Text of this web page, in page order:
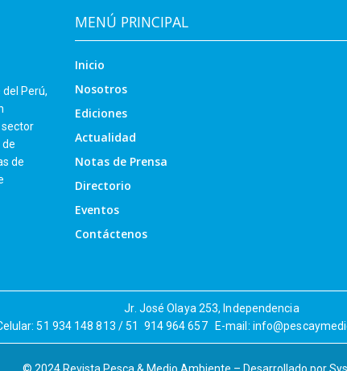
Perú,
sector
de
MENÚ PRINCIPAL
Inicio
Nosotros
Ediciones
Actualidad
Notas de Prensa
Directorio
Eventos
Contáctenos
Jr. José Olaya 253, Independencia
51 934 148 813 / 51 914 964 657 E-mail:
© 2024 Revista Pesca & Medio Ambiente – Desarrollado por